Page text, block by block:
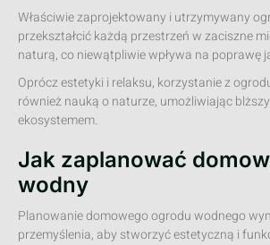
Właściwie zaprojektowany i utrzymywany
przekształcić każdą przestrzeń w zaciszne
naturą, co niewątpliwie wpływa na poprawę
Oprócz estetyki i relaksu, korzystanie z
również nauką o naturze, umożliwiając
ekosystemem.
Jak zaplanować
wodny
Planowanie domowego ogrodu wodnego
przemyślenia, aby stworzyć estetyczną i